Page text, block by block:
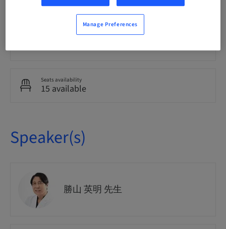
National
Partner
Seats availability
15 available
Speaker(s)
勝山 英明 先生
Manage Preferences